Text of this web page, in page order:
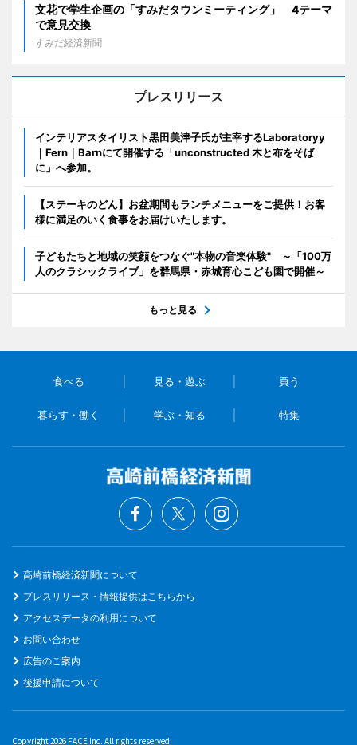
文花で学生企画の「すみだタウンミーティング」 4テーマ
で意見交換
すみだ経済新聞
プレスリリース
インテリアスタイリスト黒田美津子氏が主宰するLaboratoryy
｜Fern｜Barnにて開催する「unconstructed 木と布をそば
に」へ参加。
【ステーキのどん】お盆期間もランチメニューをご提供！お客
様に満足のいく食事をお届けいたします。
子どもたちと地域の笑顔をつなぐ"本物の音楽体験" ～「100万
人のクラシックライブ」を群馬県・赤城育心こども園で開催～
もっと見る
食べる 見る・遊ぶ 買う
暮らす・働く 学ぶ・知る 特集
高崎前橋経済新聞について
プレスリリース・情報提供はこちらから
アクセスデータの利用について
お問い合わせ
広告のご案内
後援申請について
Copyright 2026 FACE Inc. All rights reserved.